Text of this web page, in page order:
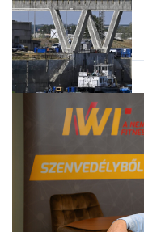
Forbes-sztori